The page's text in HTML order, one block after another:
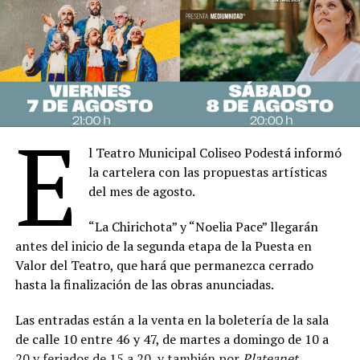
La nueva versión se presentará desde el 3 de
septiembre en el Teatro Liceo, con funciones de
miércoles a domingo, y propondrá una relectura del
texto original a partir de una adaptación del
propioGonzález Gil, quien buscará acercar el clásico al
público actual sin alterar el misterio que convirtió a la
Estrenada en Londres en 1952, “La Ratonera” es la obra
de mayor permanencia ininterrumpida en la historia del
teatro y uno de los títulos más emblemáticos de
Christie. Su fama trascendió generaciones gracias a una
trama que combina intriga, falsas pistas y un
desenlace que el público mantiene en secreto desde
hace más de siete décadas.
La historia transcurre en el hostal Monkswell, aislado
por una intensa nevada, donde un grupo de
E
l Teatro Municipal Coliseo Podestá informó
la cartelera con las propuestas artísticas
del mes de agosto.
“La Chirichota” y “Noelia Pace” llegarán
antes del inicio de la segunda etapa de la Puesta en
Valor del Teatro, que hará que permanezca cerrado
hasta la finalización de las obras anunciadas.
Las entradas están a la venta en la boletería de la sala
de calle 10 entre 46 y 47, de martes a domingo de 10 a